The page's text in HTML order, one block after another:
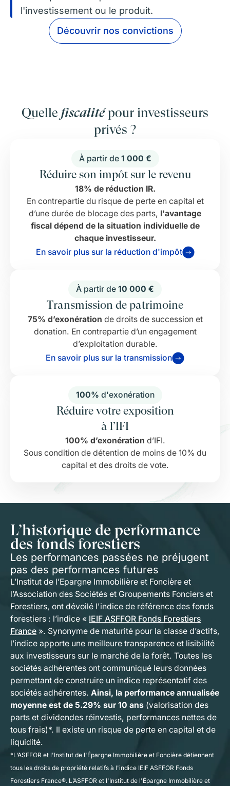
l'investissement ou le produit.
Découvrir nos convictions
Quelle fiscalitépour investisseurs
privés ?
À partir de 1 000 €
Réduire son impôt sur le revenu
18% de réduction IR.
En contrepartie du risque de perte en capital et
d’une durée de blocage des parts, l'avantage
fiscal dépend de la situation individuelle de
chaque investisseur.
En savoir plus sur la réduction d'impôt
À partir de 10 000 €
Transmission de patrimoine
75% d’exonération de droits de succession et
donation. En contrepartie d’un engagement
d’exploitation durable.
En savoir plus sur la transmission
100% d'exonération
Réduire votre exposition
à l’IFI
100% d’exonération d’IFI.
Sous condition de détention de moins de 10% du
capital et des droits de vote.
L’historique de performance
des fonds forestiers
Les performances passées ne préjugent
pas des performances futures
L’Institut de l’Epargne Immobilière et Foncière et
l’Association des Sociétés et Groupements Fonciers et
Forestiers, ont dévoilé l'indice de référence des fonds
forestiers : l’indice « IEIF ASFFOR Fonds Forestiers
France ». Synonyme de maturité pour la classe d’actifs,
l’indice apporte une meilleure transparence et lisibilité
aux investisseurs sur le marché de la forêt. Toutes les
sociétés adhérentes ont communiqué leurs données
permettant de construire un indice représentatif des
sociétés adhérentes. Ainsi, la performance annualisée
moyenne est de 5.29% sur 10 ans (valorisation des
parts et dividendes réinvestis, performances nettes de
tous frais)*. Il existe un risque de perte en capital et de
liquidité.
*L’ASFFOR et l'Institut de l'Épargne Immobilière et Foncière détiennent
tous les droits de propriété relatifs à l'indice IEIF ASFFOR Fonds
Forestiers France®. L’ASFFOR et l'Institut de l'Épargne Immobilière et